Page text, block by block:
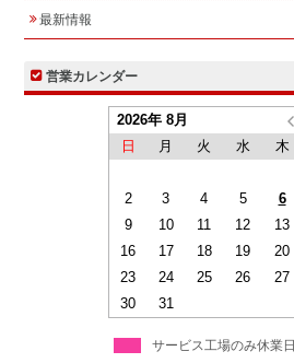
最新情報
営業カレンダー
2026年 8月
日
月 火 水 木
2
3 4 5 6
9
10 11 12 13
16
17 18 19 20
23
24 25 26 27
30
31
サービス工場のみ休業日